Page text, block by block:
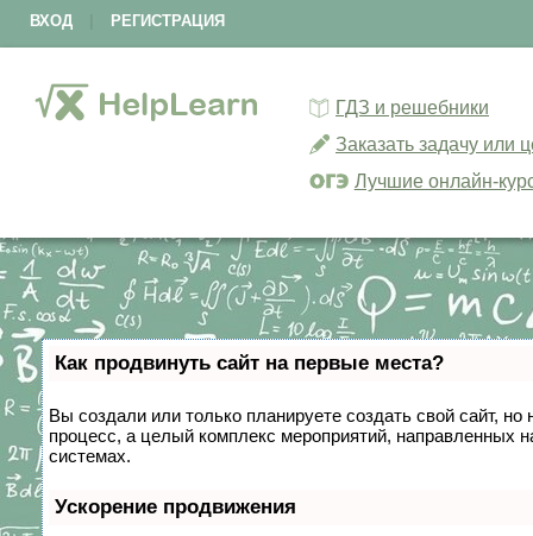
ВХОД РЕГИСТРАЦИЯ
ГДЗ и решебники
Заказать задачу или
Лучшие онлайн-
Как продвинуть сайт на первые места?
Вы создали или только планируете создать свой сайт,
процесс, а целый комплекс мероприятий, направленных
системах.
Ускорение продвижения